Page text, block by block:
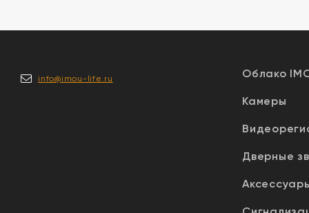
info@imou-life.ru Облако
Камеры
Дверные